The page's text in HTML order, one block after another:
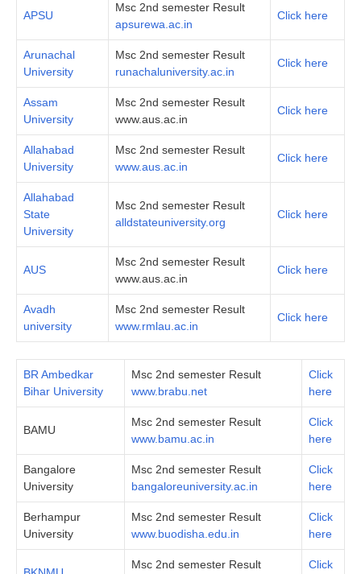
APSU
Msc 2nd semester Result
apsurewa.ac.in
Click here
Arunachal
University
Msc 2nd semester Result
runachaluniversity.ac.in
Click here
Assam
University
Msc 2nd semester Result
www.aus.ac.in
Click here
Allahabad
University
Msc 2nd semester Result
www.aus.ac.in
Click here
Allahabad
State
University
Msc 2nd semester Result
alldstateuniversity.org
Click here
AUS
Msc 2nd semester Result
www.aus.ac.in
Click here
Avadh
university
Msc 2nd semester Result
www.rmlau.ac.in
Click here
BR Ambedkar
Bihar University
Msc 2nd semester Result
www.brabu.net
Click
here
BAMU
Msc 2nd semester Result
www.bamu.ac.in
Click
here
Bangalore
University
Msc 2nd semester Result
bangaloreuniversity.ac.in
Click
here
Berhampur
University
Msc 2nd semester Result
www.buodisha.edu.in
Click
here
Msc 2nd semester Result
Click